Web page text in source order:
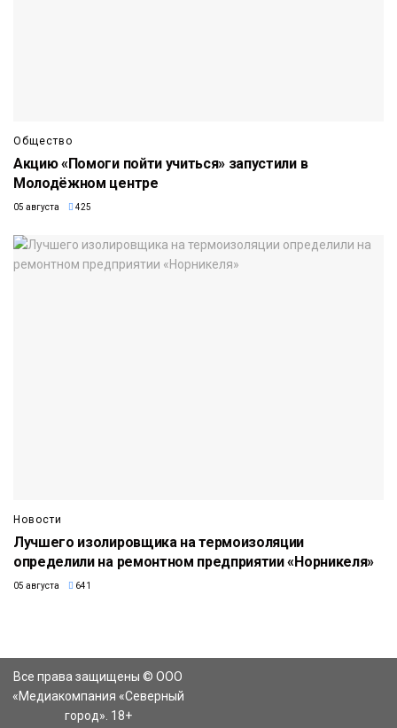
Общество
Акцию «Помоги пойти учиться» запустили в
Молодёжном центре
05 августа 425
Новости
Лучшего изолировщика на термоизоляции
определили на ремонтном предприятии «Норникеля»
05 августа 641
Все права защищены © ООО
«Медиакомпания «Северный
город». 18+